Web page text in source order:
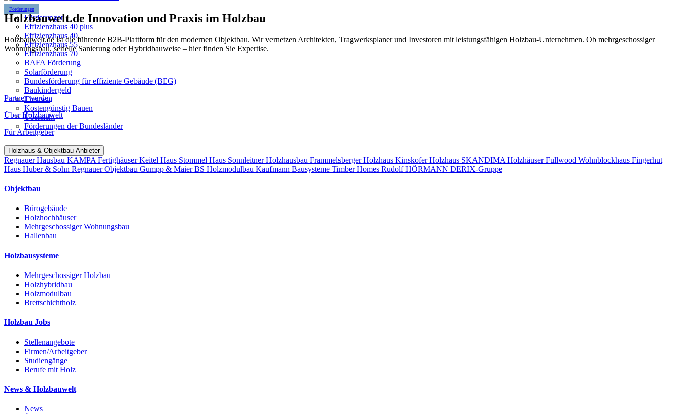
Förderungen
Förderungen
Effizienzhaus 40 plus
Effizienzhaus 40
Effizienzhaus 55
Effizienzhaus 70
BAFA Förderung
Solarförderung
Bundesförderung für effiziente Gebäude (BEG)
Baukindergeld
Themen
Kostengünstig Bauen
Übersicht
Förderungen der Bundesländer
Holzbauwelt.de Innovation und Praxis im Holzbau
Holzbauwelt.de ist die führende B2B-Plattform für den modernen Objektbau. Wir vernetzen Architekten, Tragwerksplaner und Investoren mit leistungsfähigen Holzbau-Unternehmen. Ob mehrgeschossiger
Wohnungsbau, serielle Sanierung oder Hybridbauweise – hier finden Sie Expertise.
Partner werden
Über Holzbauwelt
Für Arbeitgeber
Holzhaus & Objektbau Anbieter
Regnauer Hausbau KAMPA FertighäuserKeitel Haus Stommel Haus Sonnleitner Holzhausbau Frammelsberger Holzhaus Kinskofer Holzhaus SKANDIMA HolzhäuserFullwood Wohnblockhaus Fingerhut
Haus Huber & Sohn Regnauer Objektbau Gumpp & MaierBS Holzmodulbau Kaufmann Bausysteme Timber Homes Rudolf HÖRMANN DERIX-Gruppe
Objektbau
Bürogebäude
Holzhochhäuser
Mehrgeschossiger Wohnungsbau
Hallenbau
Holzbausysteme
Mehrgeschossiger Holzbau
Holzhybridbau
Holzmodulbau
Brettschichtholz
Holzbau Jobs
Stellenangebote
Firmen/Arbeitgeber
Studiengänge
Berufe mit Holz
News & Holzbauwelt
News